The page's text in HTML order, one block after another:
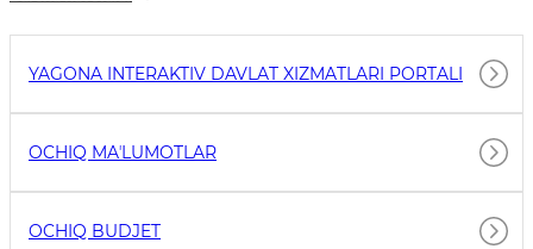
YAGONA INTERAKTIV DAVLAT XIZMATLARI PORTALI
OCHIQ MAʼLUMOTLAR
OCHIQ BUDJET